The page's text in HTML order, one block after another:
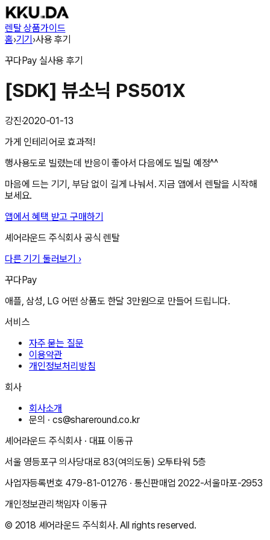
렌탈 상품가이드
홈›기기›사용 후기
꾸다Pay 실사용 후기
[SDK] 뷰소닉 PS501X
강진·2020-01-13
가게 인테리어로 효과적!
행사용도로 빌렸는데 반응이 좋아서 다음에도 빌릴 예정^^
마음에 드는 기기, 부담 없이 길게 나눠서. 지금 앱에서 렌탈을 시작해
보세요.
앱에서 혜택 받고 구매하기
셰어라운드 주식회사 공식 렌탈
다른 기기 둘러보기 ›
꾸다Pay
애플, 삼성, LG 어떤 상품도 한달 3만원으로 만들어 드립니다.
서비스
자주 묻는 질문
이용약관
개인정보처리방침
회사
회사소개
문의 ·cs@shareround.co.kr
셰어라운드 주식회사 · 대표 이동규
서울 영등포구 의사당대로 83(여의도동) 오투타워 5층
사업자등록번호 479-81-01276 · 통신판매업2022-서울마포-2953
개인정보관리책임자 이동규
© 2018 셰어라운드 주식회사. All rights reserved.